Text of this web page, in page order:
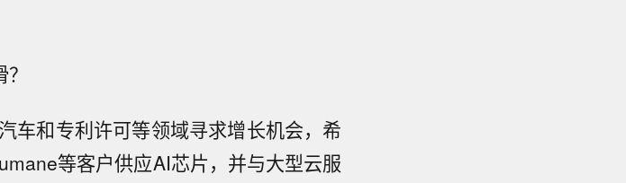
车和专利许可等领域寻求增长机会，希
等客户供应AI芯片，并与大型云服